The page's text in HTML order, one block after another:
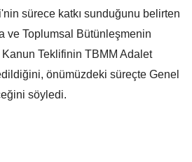
sürece katkı sunduğunu belirten
ve Toplumsal Bütünleşmenin
Teklifinin TBMM Adalet
önümüzdeki süreçte Genel
söyledi.